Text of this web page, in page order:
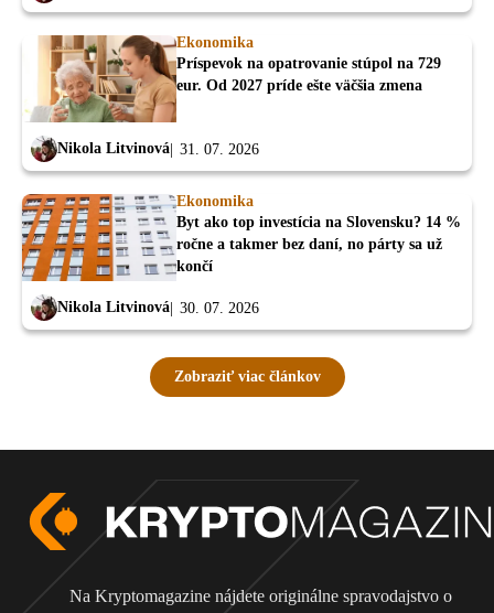
Ekonomika
Príspevok na opatrovanie stúpol na 729
eur. Od 2027 príde ešte väčšia zmena
Nikola Litvinová 31. 07. 2026
Ekonomika
Byt ako top investícia na Slovensku? 14 %
ročne a takmer bez daní, no párty sa už
končí
Nikola Litvinová 30. 07. 2026
Zobraziť viac článkov
Na Kryptomagazine nájdete originálne spravodajstvo o